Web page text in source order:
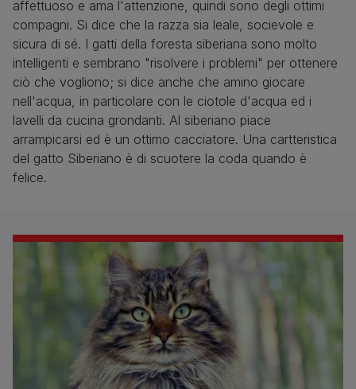
affettuoso e ama l'attenzione, quindi sono degli ottimi
compagni. Si dice che la razza sia leale, socievole e
sicura di sé. I gatti della foresta siberiana sono molto
intelligenti e sembrano "risolvere i problemi" per ottenere
ciò che vogliono; si dice anche che amino giocare
nell'acqua, in particolare con le ciotole d'acqua ed i
lavelli da cucina grondanti. Al siberiano piace
arrampicarsi ed è un ottimo cacciatore. Una cartteristica
del gatto Siberiano è di scuotere la coda quando è
felice.